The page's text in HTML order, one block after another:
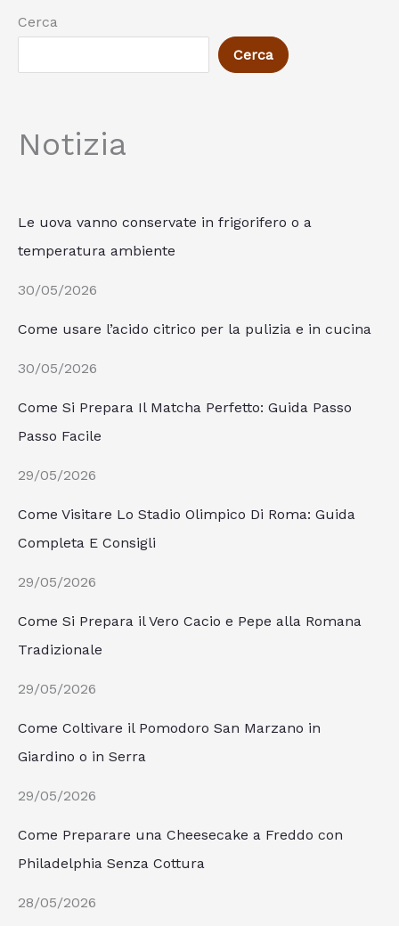
Cerca
Cerca
Notizia
Le uova vanno conservate in frigorifero o a
temperatura ambiente
30/05/2026
Come usare l’acido citrico per la pulizia e in cucina
30/05/2026
Come Si Prepara Il Matcha Perfetto: Guida Passo
Passo Facile
29/05/2026
Come Visitare Lo Stadio Olimpico Di Roma: Guida
Completa E Consigli
29/05/2026
Come Si Prepara il Vero Cacio e Pepe alla Romana
Tradizionale
29/05/2026
Come Coltivare il Pomodoro San Marzano in
Giardino o in Serra
29/05/2026
Come Preparare una Cheesecake a Freddo con
Philadelphia Senza Cottura
28/05/2026